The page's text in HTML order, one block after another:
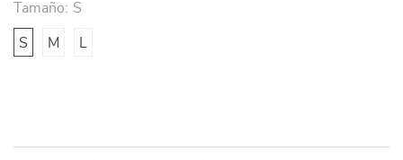
Tamaño: S
S M